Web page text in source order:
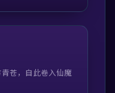
54:48
苍，自此卷入仙魔